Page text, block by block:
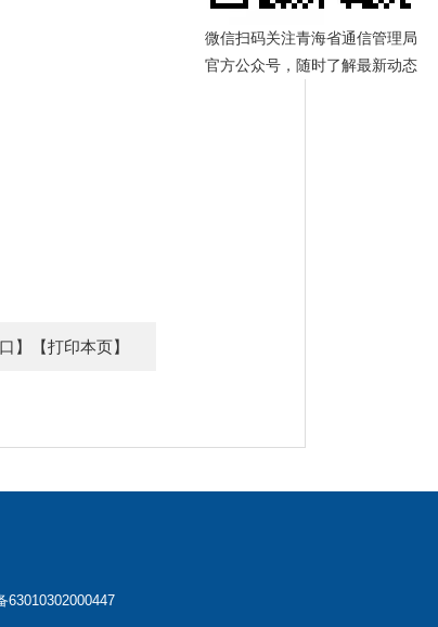
】 【打印本页】
微信扫码关注青海省通信管理局
官方公众号，随时了解最新动态
63010302000447